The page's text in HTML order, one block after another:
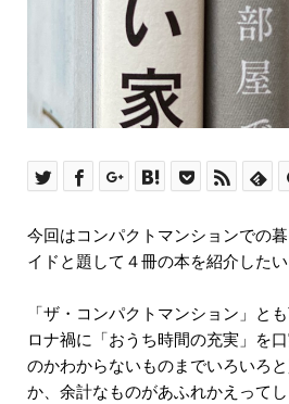
今回はコンパクトマンションでの
イドと題して４冊の本を紹介したい
「ザ・コンパクトマンション」と
ロナ禍に「おうち時間の充実」を
のかわからないものまでいろいろ
か、余計なものがあふれかえって